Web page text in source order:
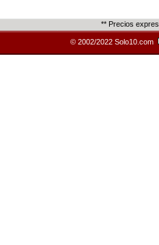
** Precios
© 2002/2022 Solo10.com